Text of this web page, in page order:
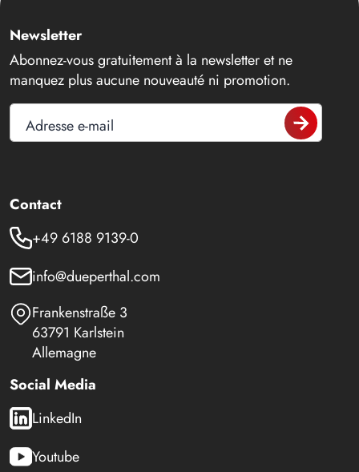
Newsletter
Abonnez-vous gratuitement à la newsletter et ne
manquez plus aucune nouveauté ni promotion.
Adresse e-mail
Contact
+49 6188 9139-0
info@dueperthal.com
Frankenstraße 3
63791 Karlstein
Allemagne
Social Media
LinkedIn
Youtube